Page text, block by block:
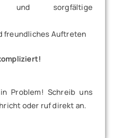
und sorgfältige
freundliches Auftreten
Problem! Schreib uns
oder ruf direkt an.